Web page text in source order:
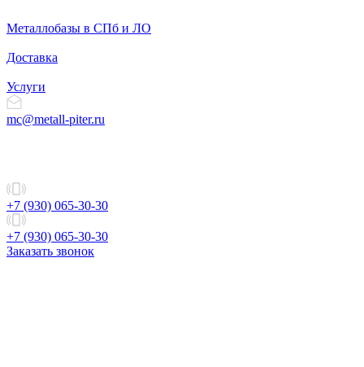
Металлобазы в СПб и ЛО
Доставка
Услуги
mc@metall-piter.ru
+7 (930) 065-30-30
+7 (930) 065-30-30
Заказать звонок